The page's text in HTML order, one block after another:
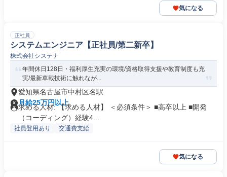
気になる
正社員
システムエンジニア【正社員/第二新卒】
株式会社システナ
年間休日128日・福利厚生充実の環境/資格取得支援や教育制度も充
実/最新車載技術に触れなが...
愛知県名古屋市中村区名駅
月給25万円以上
求める人材: 【求める人材】 ＜必須条件＞ ■高卒以上 ■開発
（コーディング）経験4...
社員登用あり 交通費支給
気になる